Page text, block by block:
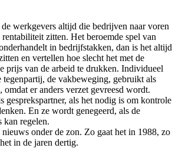
werkgevers altijd die bedrijven naar voren
zitten. Het beroemde spel van
in bedrijfstakken, dan is het altijd
en vertellen hoe slecht het met de
prijs van de arbeid te drukken. Individueel
de vakbeweging, gebruikt als
er anders verzet gevreesd wordt.
als het nodig is om kontrole
En ze wordt genegeerd, als de
kan regelen.
onder de zon. Zo gaat het in 1988, zo
in de jaren dertig.